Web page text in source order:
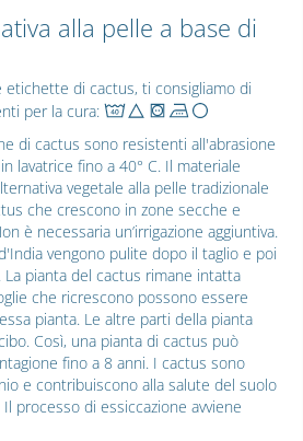
alla pelle a base di
etichette di cactus, ti consigliamo di
per la cura:
di cactus sono resistenti all'abrasione
lavatrice fino a 40° C. Il materiale
vegetale alla pelle tradizionale
che crescono in zone secche e
è necessaria un’irrigazione aggiuntiva.
vengono pulite dopo il taglio e poi
La pianta del cactus rimane intatta
che ricrescono possono essere
pianta. Le altre parti della pianta
Così, una pianta di cactus può
fino a 8 anni. I cactus sono
e contribuiscono alla salute del suolo
processo di essiccazione avviene